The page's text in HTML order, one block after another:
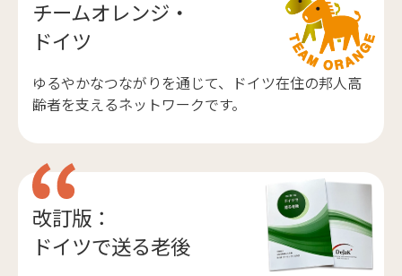
チームオレンジ・
ドイツ
ゆるやかなつながりを通じて、ドイツ在住の邦人高
齢者を支えるネットワークです。
改訂版：
ドイツで送る老後